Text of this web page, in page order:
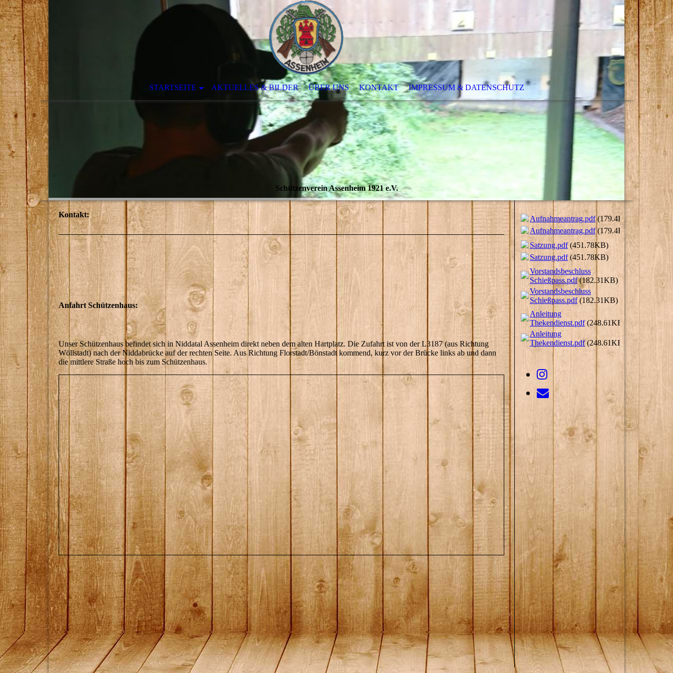
STARTSEITE AKTUELLES & BILDER ÜBER UNS KONTAKT IMPRESSUM & DATENSCHUTZ
Schützenverein Assenheim 1921 e.V.
Kontakt:
Anfahrt Schützenhaus:
Unser Schützenhaus befindet sich in Niddatal Assenheim direkt neben dem alten Hartplatz. Die Zufahrt ist von der L3187 (aus Richtung
Wöllstadt) nach der Niddabrücke auf der rechten Seite. Aus Richtung Florstadt/Bönstadt kommend, kurz vor der Brücke links ab und dann
die mittlere Straße hoch bis zum Schützenhaus.
Aufnahmeantrag.pdf(179.4KB)
Aufnahmeantrag.pdf(179.4KB)
Satzung.pdf(451.78KB)
Satzung.pdf(451.78KB)
Vorstandsbeschluss
Schießpass.pdf(182.31KB)
Vorstandsbeschluss
Schießpass.pdf(182.31KB)
Anleitung
Thekendienst.pdf(248.61KB)
Anleitung
Thekendienst.pdf(248.61KB)